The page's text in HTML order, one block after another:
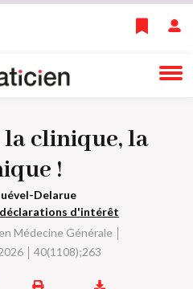
clinique, la
!
Delarue
d'intérêt
Médecine Générale
40(1108);263